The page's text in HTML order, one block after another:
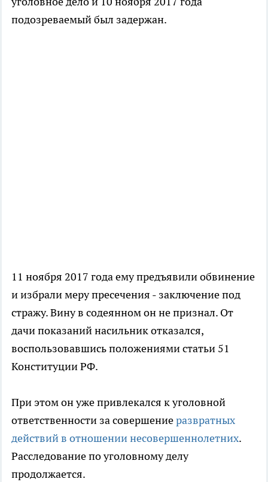
подозреваемый был задержан.
11 ноября 2017 года ему предъявили обвинение
и избрали меру пресечения - заключение под
стражу. Вину в содеянном он не признал. От
дачи показаний насильник отказался,
воспользовавшись положениями статьи 51
Конституции РФ.
При этом он уже привлекался к уголовной
ответственности за совершениеразвратных
действий в отношении несовершеннолетних.
Расследование по уголовному делу
продолжается.